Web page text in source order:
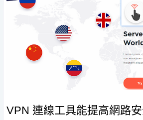
VPN 連線工具能提高網路